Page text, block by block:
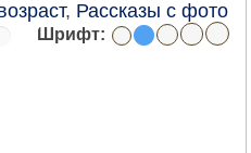
, Рассказы с фото
Шрифт: